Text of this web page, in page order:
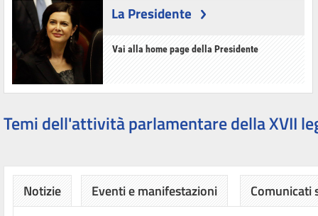
La Presidente
Vai alla home page della Presidente
Temi dell'attività parlamentare della XVII
Notizie Eventi e manifestazioni Comunicati